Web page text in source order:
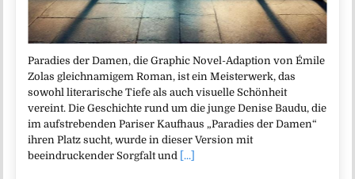
Paradies der Damen, die Graphic Novel-Adaption von Émile
Zolas gleichnamigem Roman, ist ein Meisterwerk, das
sowohl literarische Tiefe als auch visuelle Schönheit
vereint. Die Geschichte rund um die junge Denise Baudu, die
im aufstrebenden Pariser Kaufhaus „Paradies der Damen“
ihren Platz sucht, wurde in dieser Version mit
beeindruckender Sorgfalt und [...]